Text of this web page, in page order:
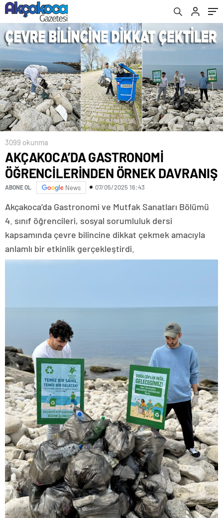
3099 okunma
AKÇAKOCA’DA GASTRONOMİ
ÖĞRENCİLERİNDEN ÖRNEK DAVRANIŞ
ABONE OL News 07/05/2025 16:43
Akçakoca’da Gastronomi ve Mutfak Sanatları Bölümü
4. sınıf öğrencileri, sosyal sorumluluk dersi
kapsamında çevre bilincine dikkat çekmek amacıyla
anlamlı bir etkinlik gerçekleştirdi.